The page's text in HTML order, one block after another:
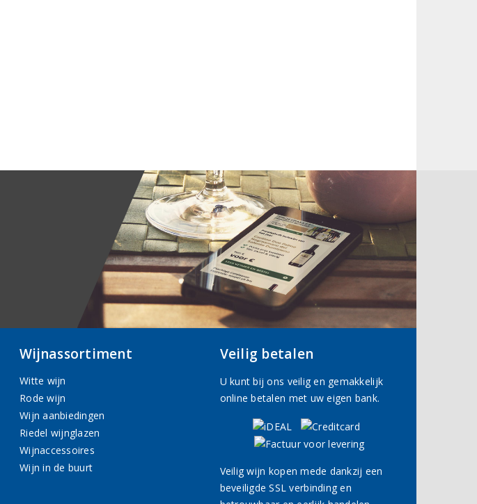
Wijnassortiment
Witte wijn
Rode wijn
Wijn aanbiedingen
Riedel wijnglazen
Wijnaccessoires
Wijn in de buurt
Veilig betalen
U kunt bij ons veilig en gemakkelijk
online betalen met uw eigen bank.
Veilig wijn kopen mede dankzij een
beveiligde SSL verbinding en